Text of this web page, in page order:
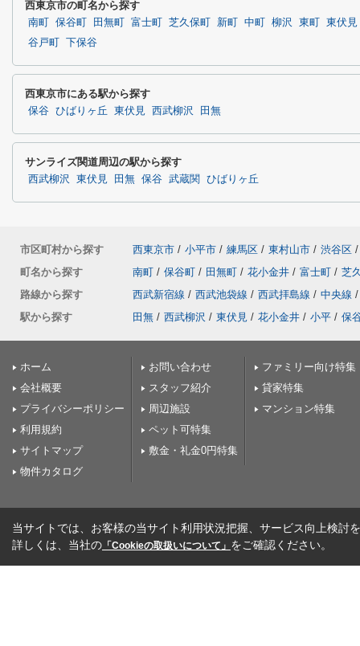
西東京市の町名から探す
南町 保谷町 田無町 富士町 芝久保町 新町 中町 柳沢 東町
東伏見
谷戸町
下保谷
西東京市にある駅から探す
保谷 ひばりヶ丘 東伏見 西武柳沢 田無
サンライズ関道周辺の駅から探す
西武柳沢 東伏見 田無 保谷 武蔵関 ひばりヶ丘
市区町村から探す 西東京市 / 小平市 / 練馬区 / 東村山市 / 渋谷区 /
町名から探す
南町 / 保谷町 / 田無町 / 花小金井 / 富士町 / 芝
路線から探す
西武新宿線 / 西武池袋線 / 西武拝島線 / 中央線 /
駅から探す
田無 / 西武柳沢 / 東伏見 / 花小金井 / 小平 / 保
ホーム
会社概要
プライバシーポリシー
利用規約
サイトマップ
物件カタログ
お問い合わせ
スタッフ紹介
周辺施設
ペット可特集
敷金・礼金0円特集
ファミリー向け特集
貸家特集
マンション特集
当サイトでは、お客様の当サイト利用状況把握、サービス向上検討
詳しくは、当社の 「Cookieの取扱いについて」 をご確認ください。